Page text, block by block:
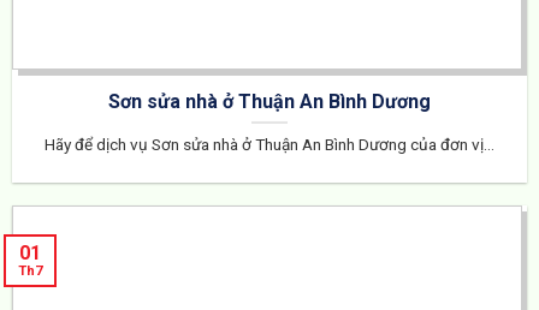
Sơn sửa nhà ở Thuận An Bình Dương
Hãy để dịch vụ Sơn sửa nhà ở Thuận An Bình Dương của đơn vị...
01
Th7